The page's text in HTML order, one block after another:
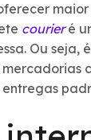
courieré
Ou seja,